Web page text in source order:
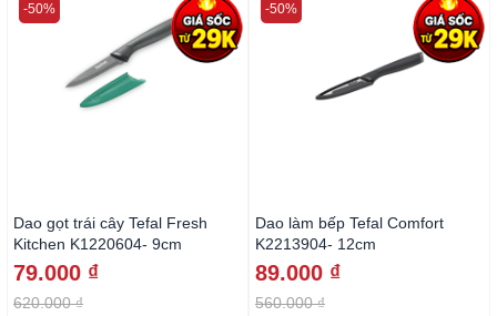
Dao gọt trái cây Tefal Fresh
Kitchen K1220604- 9cm
79.000 ₫
620.000 ₫
-50%
Dao làm bếp Tefal Comfort
K2213904- 12cm
89.000 ₫
560.000 ₫
-50%